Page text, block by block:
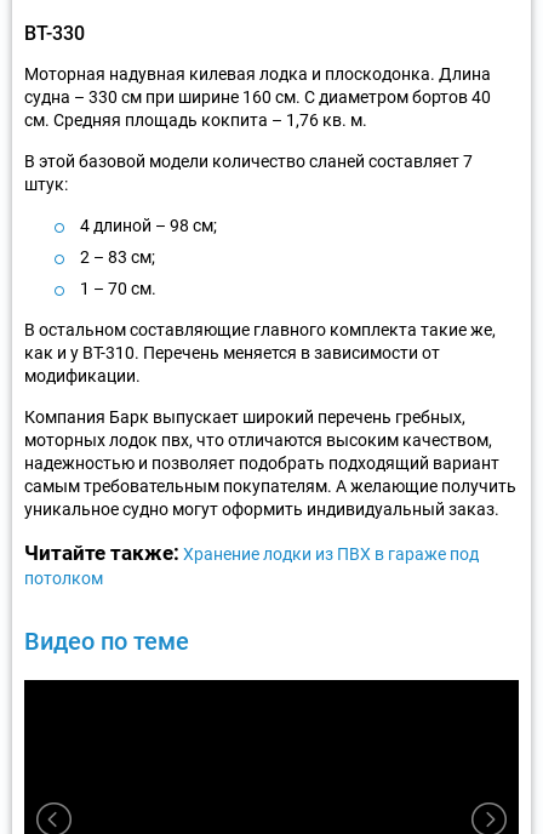
ВТ-330
Моторная надувная килевая лодка и плоскодонка. Длина
судна – 330 см при ширине 160 см. С диаметром бортов 40
см. Средняя площадь кокпита – 1,76 кв. м.
В этой базовой модели количество сланей составляет 7
штук:
4 длиной – 98 см;
2 – 83 см;
1 – 70 см.
В остальном составляющие главного комплекта такие же,
как и у BT-310. Перечень меняется в зависимости от
модификации.
Компания Барк выпускает широкий перечень гребных,
моторных лодок пвх, что отличаются высоким качеством,
надежностью и позволяет подобрать подходящий вариант
самым требовательным покупателям. А желающие получить
уникальное судно могут оформить индивидуальный заказ.
Читайте также: Хранение лодки из ПВХ в гараже под
потолком
Видео по теме